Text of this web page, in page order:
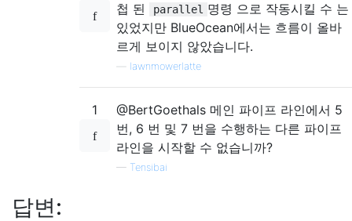
첩 된
parallel 명령 으로 작동시킬 수 는
있었지만 BlueOcean에서는 흐름이 올바
르게 보이지 않았습니다.
lawnmowerlatte
1
@BertGoethals 메인 파이프 라인에서 5
번, 6 번 및 7 번을 수행하는 다른 파이프
라인을 시작할 수 없습니까?
— Tensibai
답변: